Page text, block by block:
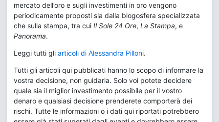
mercato dell’oro e sugli investimenti in oro vengono
periodicamente proposti sia dalla blogosfera specializzata
che sulla stampa, tra cui Il Sole 24 Ore, La Stampa, e
Panorama.
Leggi tutti gli articoli di Alessandra Pilloni.
Tutti gli articoli qui pubblicati hanno lo scopo di informare la
vostra decisione, non guidarla. Solo voi potete decidere
quale sia il miglior investimento possibile per il vostro
denaro e qualsiasi decisione prenderete comporterà dei
rischi. Tutte le informazioni o i dati qui riportati potrebbero